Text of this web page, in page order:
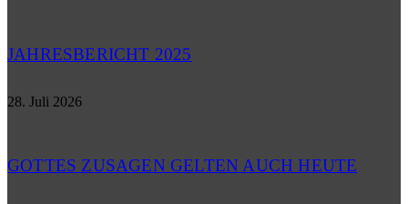
JAHRESBERICHT 2025
28. Juli 2026
GOTTES ZUSAGEN GELTEN AUCH HEUTE